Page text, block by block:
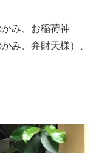
み、お稲荷神
み、弁財天様）、